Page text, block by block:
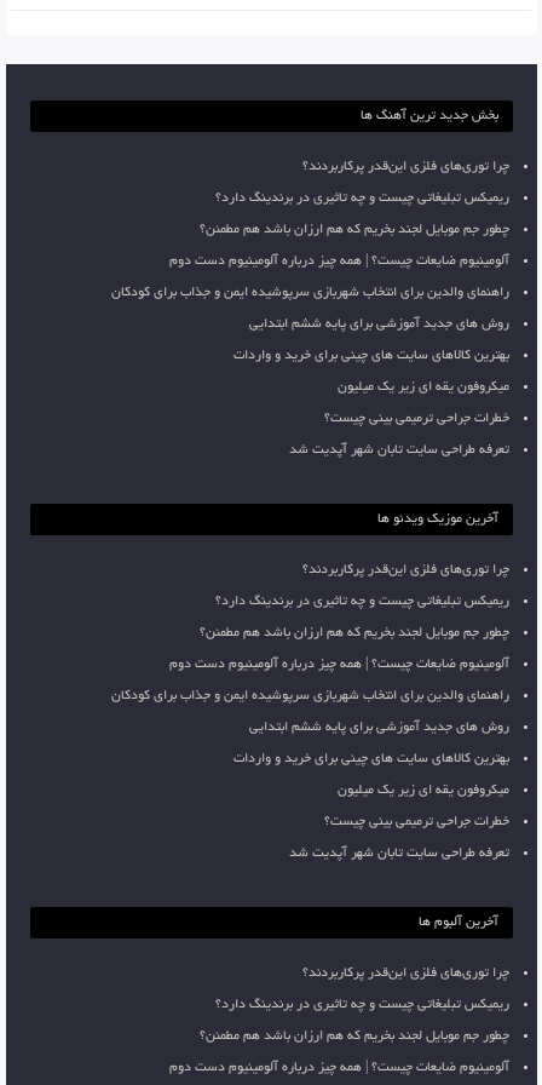
بخش جدید ترین آهنگ ها
چرا توری‌های فلزی این‌قدر پرکاربردند؟
ریمیکس تبلیغاتی چیست و چه تاثیری در برندینگ دارد؟
چطور جم موبایل لجند بخریم که هم ارزان باشد هم مطمئن؟
آلومینیوم ضایعات چیست؟ | همه چیز درباره آلومینیوم دست دوم
راهنمای والدین برای انتخاب شهربازی سرپوشیده ایمن و جذاب برای کودکان
روش های جدید آموزشی برای پایه ششم ابتدایی
بهترین کالاهای سایت های چینی برای خرید و واردات
میکروفون یقه ای زیر یک میلیون
خطرات جراحی ترمیمی بینی چیست؟
تعرفه طراحی سایت تابان شهر آپدیت شد
آخرین موزیک ویدئو ها
چرا توری‌های فلزی این‌قدر پرکاربردند؟
ریمیکس تبلیغاتی چیست و چه تاثیری در برندینگ دارد؟
چطور جم موبایل لجند بخریم که هم ارزان باشد هم مطمئن؟
آلومینیوم ضایعات چیست؟ | همه چیز درباره آلومینیوم دست دوم
راهنمای والدین برای انتخاب شهربازی سرپوشیده ایمن و جذاب برای کودکان
روش های جدید آموزشی برای پایه ششم ابتدایی
بهترین کالاهای سایت های چینی برای خرید و واردات
میکروفون یقه ای زیر یک میلیون
خطرات جراحی ترمیمی بینی چیست؟
تعرفه طراحی سایت تابان شهر آپدیت شد
آخرین آلبوم ها
چرا توری‌های فلزی این‌قدر پرکاربردند؟
ریمیکس تبلیغاتی چیست و چه تاثیری در برندینگ دارد؟
چطور جم موبایل لجند بخریم که هم ارزان باشد هم مطمئن؟
آلومینیوم ضایعات چیست؟ | همه چیز درباره آلومینیوم دست دوم